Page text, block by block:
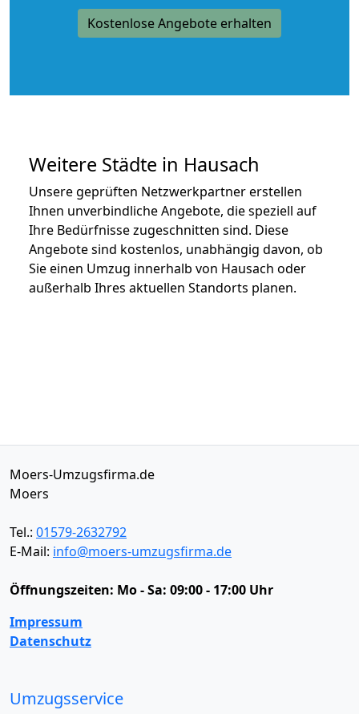
Kostenlose Angebote erhalten
Weitere Städte in Hausach
Unsere geprüften Netzwerkpartner erstellen
Ihnen unverbindliche Angebote, die speziell auf
Ihre Bedürfnisse zugeschnitten sind. Diese
Angebote sind kostenlos, unabhängig davon, ob
Sie einen Umzug innerhalb von Hausach oder
außerhalb Ihres aktuellen Standorts planen.
Moers-Umzugsfirma.de
Moers
Tel.: 01579-2632792
E-Mail: info@moers-umzugsfirma.de
Öffnungszeiten: Mo - Sa: 09:00 - 17:00 Uhr
Impressum
Datenschutz
Umzugsservice